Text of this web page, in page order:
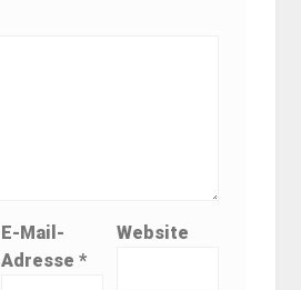
E-Mail-
Adresse *
Website